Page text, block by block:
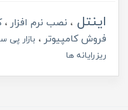
اینتل نصب نرم افزار
فروش کامپیوتر
بازار پی
ریزرایانه ها